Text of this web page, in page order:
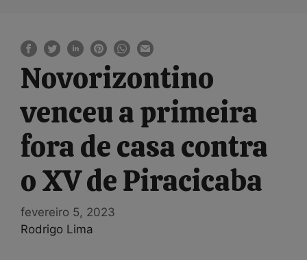
Novorizontino
venceu a primeira
fora de casa contra
o XV de Piracicaba
fevereiro 5, 2023
Rodrigo Lima